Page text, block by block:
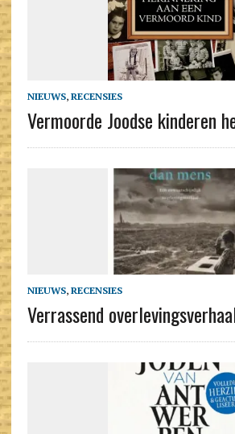
NIEUWS, RECENSIES
Vermoorde Joodse kinderen
NIEUWS, RECENSIES
Verrassend